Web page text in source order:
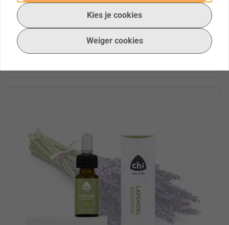
Kies je cookies
Weiger cookies